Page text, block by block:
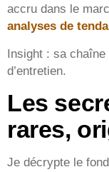
accru dans le
analyses de
Insight : sa chaîne
d’entretien.
Les
rares,
Je décrypte le